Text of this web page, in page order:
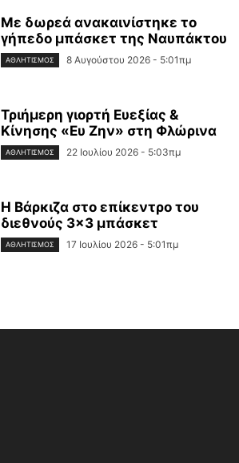
Με δωρεά ανακαινίστηκε το
γήπεδο μπάσκετ της Ναυπάκτου
ΑΘΛΗΤΙΣΜΌΣ 8 Αυγούστου 2026 - 5:01πμ
Τριήμερη γιορτή Ευεξίας &
Κίνησης «Ευ Ζην» στη Φλώρινα
ΑΘΛΗΤΙΣΜΌΣ 22 Ιουλίου 2026 - 5:03πμ
Η Βάρκιζα στο επίκεντρο του
διεθνούς 3×3 μπάσκετ
ΑΘΛΗΤΙΣΜΌΣ 17 Ιουλίου 2026 - 5:01πμ